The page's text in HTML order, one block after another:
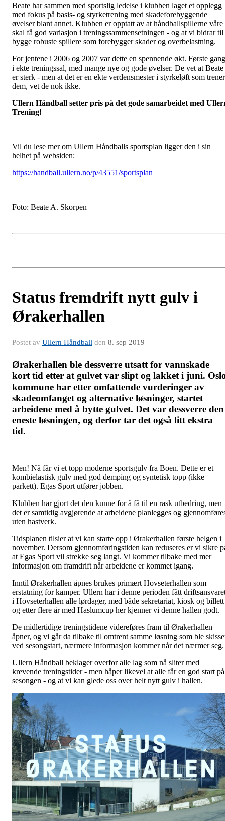
Beate har sammen med sportslig ledelse i klubben laget et opplegg
med fokus på basis- og styrketrening med skadeforebyggende
øvelser blant annet. Klubben er opptatt av at håndballspillerne våre
skal få god variasjon i treningssammensetningen - og at vi bidrar til
bygge robuste spillere som forebygger skader og overbelastning.
For jentene i 2006 og 2007 var dette en spennende økt. Første gang
i ekte treningssal, med mange nye og gode øvelser. De vet at Beate
er sterk - men at det er en ekte verdensmester i styrkeløft som trener
dem, vet de nok ikke.
Ullern Håndball setter pris på det gode samarbeidet med
Trening!
Vil du lese mer om Ullern Håndballs sportsplan ligger den i sin
helhet på websiden:
https://handball.ullern.no/p/43551/sportsplan
Foto: Beate A. Skorpen
Status fremdrift nytt gulv i
Ørakerhallen
Postet av Ullern Håndball den 8. sep 2019
Ørakerhallen ble dessverre utsatt for vannskade
kort tid etter at gulvet var slipt og lakket i juni.
kommune har etter omfattende vurderinger av
skadeomfanget og alternative løsninger, startet
arbeidene med å bytte gulvet. Det var dessverre den
eneste løsningen, og derfor tar det også litt ekstra
tid.
Men! Nå får vi et topp moderne sportsgulv fra Boen. Dette er et
kombielastisk gulv med god demping og syntetisk topp (ikke
parkett). Egas Sport utfører jobben.
Klubben har gjort det den kunne for å få til en rask utbedring, men
det er samtidig avgjørende at arbeidene planlegges og
uten hastverk.
Tidsplanen tilsier at vi kan starte opp i Ørakerhallen første helgen i
november. Dersom gjennomføringstiden kan reduseres er vi sikre
at Egas Sport vil strekke seg langt. Vi kommer tilbake med mer
informasjon om framdrift når arbeidene er kommet igang.
Inntil Ørakerhallen åpnes brukes primært Hovseterhallen som
erstatning for kamper. Ullern har i denne perioden fått
i Hovseterhallen alle lørdager, med både sekretariat, kiosk og
og etter flere år med Haslumcup her kjenner vi denne hallen godt.
De midlertidige treningstidene videreføres fram til Ørakerhallen
åpner, og vi går da tilbake til omtrent samme løsning som ble
ved sesongstart, nærmere informasjon kommer når det nærmer
Ullern Håndball beklager overfor alle lag som nå sliter med
krevende treningstider - men håper likevel at alle får en god start på
sesongen - og at vi kan glede oss over helt nytt gulv i hallen.